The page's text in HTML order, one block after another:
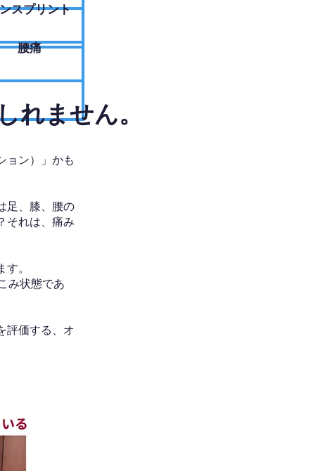
スプリント
腰痛
れません。
ョン）」かも
足、膝、腰の
それは、痛み
。
み状態であ
評価する、オ